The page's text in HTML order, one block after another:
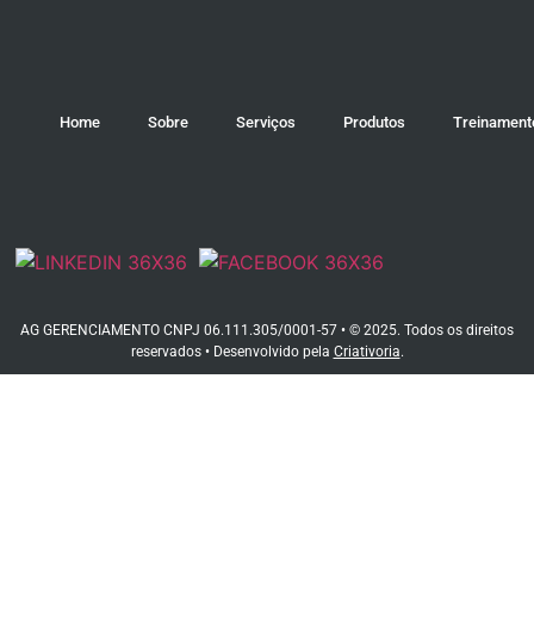
Home Sobre Serviços Produtos
AG GERENCIAMENTO CNPJ 06.111.305/0001-57 • © 2025. Todos os direitos
reservados • Desenvolvido pela Criativoria.